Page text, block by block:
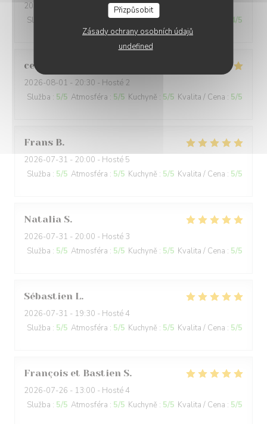
Přizpůsobit
Zásady ochrany osobních údajů
undefined
2026-08-03
- 12:30 - Hosté 5
Služba
:4/5 Kuchyně: 4/5
celine
2026-08-01 - 20:30 - Hosté 2
Služba : 5/5 Atmosféra : 5/5 Kuchyně : 5/5 Kvalita / Cena : 5/5
Frans B
2026-07-31 - 20:00 - Hosté 5
Služba : 5/5 Atmosféra : 5/5 Kuchyně : 5/5 Kvalita / Cena : 5/5
Natalia S
2026-07-31 - 20:00 - Hosté 3
Služba : 5/5 Atmosféra : 5/5 Kuchyně : 5/5 Kvalita / Cena : 5/5
Sébastien L
2026-07-31 - 19:30 - Hosté 4
Služba : 5/5 Atmosféra : 5/5 Kuchyně : 5/5 Kvalita / Cena : 5/5
François et Bastien S
2026-07-26 - 13:00 - Hosté 4
Služba : 5/5 Atmosféra : 5/5 Kuchyně : 5/5 Kvalita / Cena : 5/5